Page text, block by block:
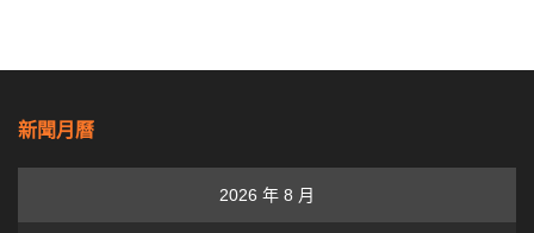
新聞月曆
2026 年 8 月